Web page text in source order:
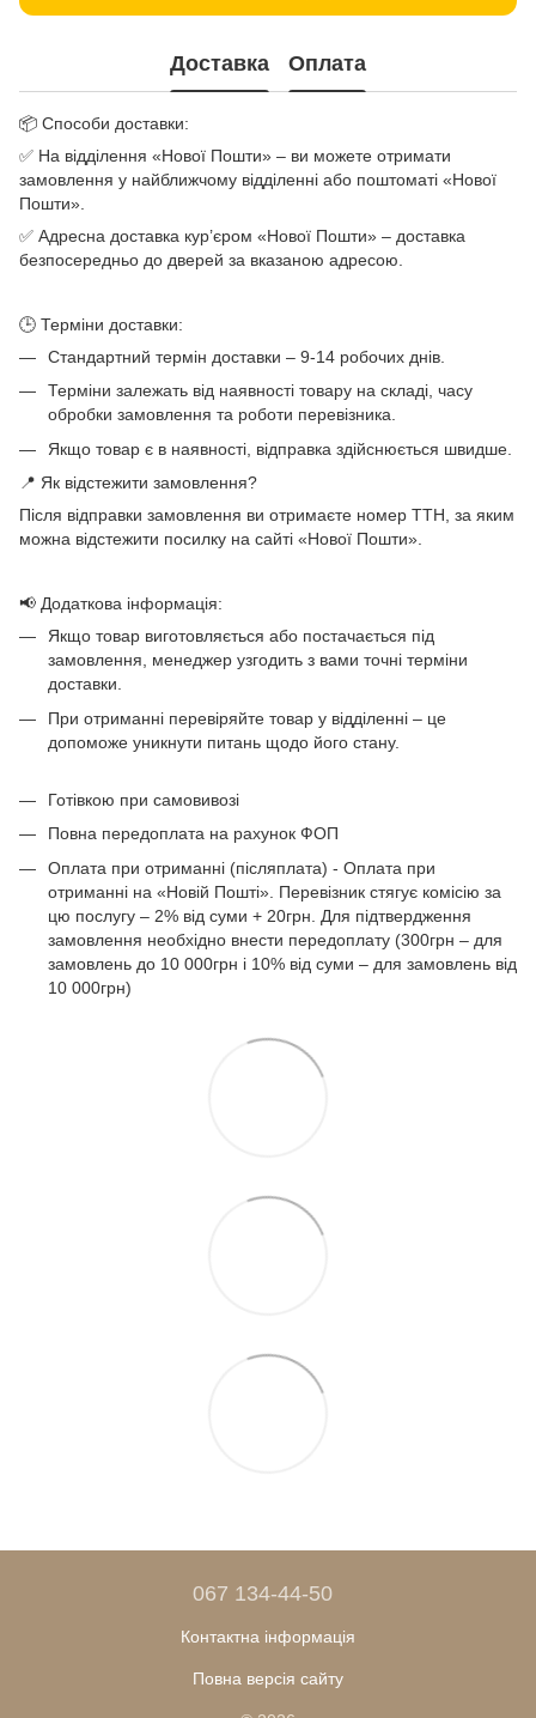
Доставка Оплата
📦 Способи доставки:
✅ На відділення «Нової Пошти» – ви можете отримати
замовлення у найближчому відділенні або поштоматі «Нової
Пошти».
✅ Адресна доставка кур’єром «Нової Пошти» – доставка
безпосередньо до дверей за вказаною адресою.
🕒 Терміни доставки:
Стандартний термін доставки – 9-14 робочих днів.
Терміни залежать від наявності товару на складі, часу
обробки замовлення та роботи перевізника.
Якщо товар є в наявності, відправка здійснюється швидше.
📍 Як відстежити замовлення?
Після відправки замовлення ви отримаєте номер ТТН, за яким
можна відстежити посилку на сайті «Нової Пошти».
📢 Додаткова інформація:
Якщо товар виготовляється або постачається під
замовлення, менеджер узгодить з вами точні терміни
доставки.
При отриманні перевіряйте товар у відділенні – це
допоможе уникнути питань щодо його стану.
Готівкою при самовивозі
Повна передоплата на рахунок ФОП
Оплата при отриманні (післяплата) - Оплата при
отриманні на «Новій Пошті». Перевізник стягує комісію за
цю послугу – 2% від суми + 20грн. Для підтвердження
замовлення необхідно внести передоплату (300грн – для
замовлень до 10 000грн і 10% від суми – для замовлень від
10 000грн)
067 134-44-50
Контактна інформація
Повна версія сайту